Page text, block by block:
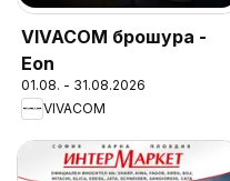
VIVACOM брошура -
Eon
01.08. - 31.08.2026
VIVACOM